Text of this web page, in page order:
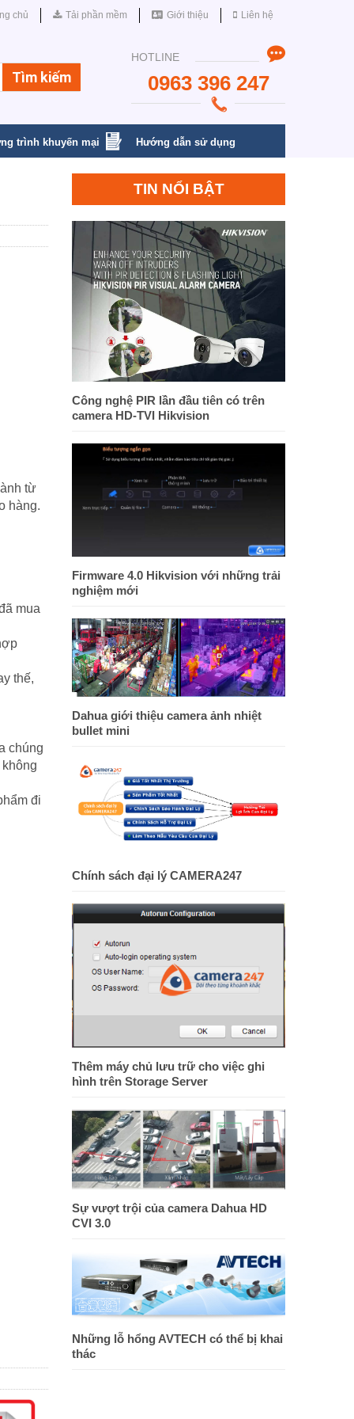
chủ Tải phần mềm Giới thiệu Liên hệ
HOTLINE
0963 396 247
trình khuyến mại Hướng dẫn sử dụng
từ
hàng.
mua
thế,
chúng
đi
TIN NỔI BẬT
Công nghệ PIR lần đầu tiên có trên
camera HD-TVI Hikvision
Firmware 4.0 Hikvision với những trải
nghiệm mới
Dahua giới thiệu camera ảnh nhiệt
bullet mini
Chính sách đại lý CAMERA247
Thêm máy chủ lưu trữ cho việc ghi
hình trên Storage Server
Sự vượt trội của camera Dahua HD
CVI 3.0
Những lỗ hổng AVTECH có thể bị khai
thác